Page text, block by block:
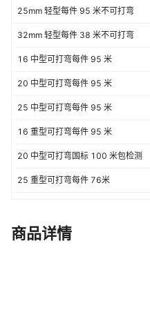
25mm 轻型每件 95 米不可打弯
32mm 轻型每件 38 米不可打弯
16 中型可打弯每件 95 米
20 中型可打弯每件 95 米
25 中型可打弯每件 95 米
16 重型可打弯每件 95 米
20 中型可打弯国标 100 米包检测
25 重型可打弯每件 76米
20 轻型可打弯每件 95 米
商品详情